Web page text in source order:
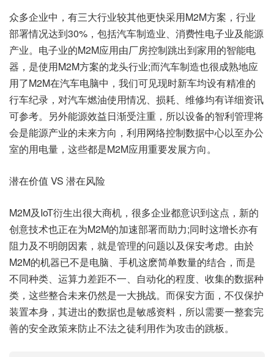
众多企业中，有三大行业较其他更快采用M2M方案，行业
部署情况达到30%，包括汽车制造业、消费性电子业及能源
产业。电子业的M2M应用由厂房控制跳出到家用的智能电
器，是使用M2M方案的龙头行业;而汽车制造也很成熟地应
用了M2M在汽车电脑中，我们可见现时新车均设有精准的
行车纪录，对汽车燃油使用情况、损耗、维修均有详细资讯
可参考。另外能源效益日渐受注重，所以设备的智利管理将
会是能源产业的未来方向，利用网络控制数据中心以至办公
室的用电量，这些都是M2M应用重要发展方向。
潜在价值 VS 潜在风险
M2M及IoT衍生出很大商机，很多企业都意识到这点，新的
创意技术也正在为M2M的加速部署而助力;同时这增长亦有
阻力及不明朗因素，就是管理的问题以及保安考虑。由於
M2M的机器已不是电脑、手机这麽简单数量的结合，而是
不同种类、运算力差距不一、自动化的程度、收集的数据种
类，这些整合未来仍然是一大挑战。而保安方面，不仅保护
装置本身，其进出的数据也是敏感资料，所以需要一整套完
善的安全政策来防止不法之徒利用作为攻击的跳板。